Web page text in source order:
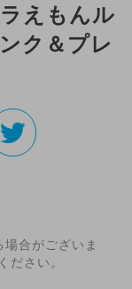
えもんル
ク＆プレ
合がございま
ださい。